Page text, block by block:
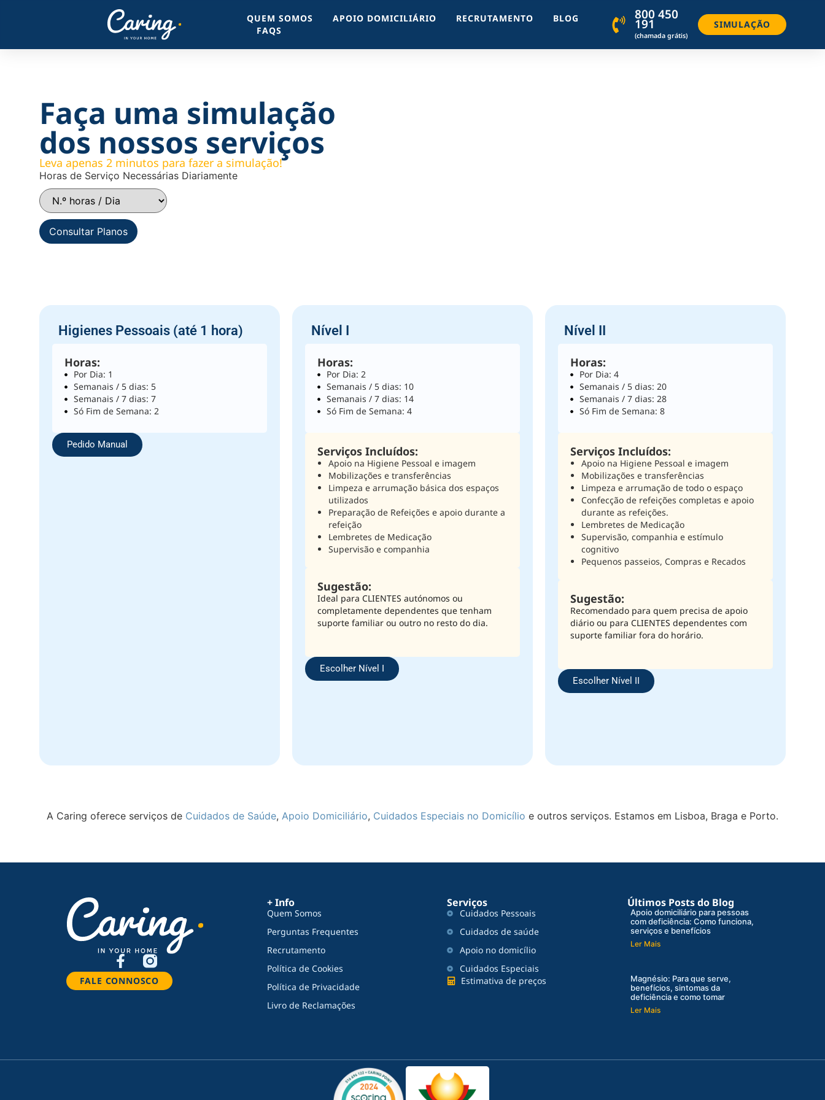
QUEM SOMOS APOIO DOMICILIÁRIO RECRUTAMENTO
BLOG
FAQS
800 450
191
(chamada grátis)
SIMULAÇÃO
Faça uma simulação
dos nossos serviços
Leva apenas 2 minutos para fazer a simulação!
Horas de Serviço Necessárias Diariamente
Consultar Planos
Higienes Pessoais (até 1 hora)
Horas:
Por Dia: 1
Semanais / 5 dias: 5
Semanais / 7 dias: 7
Só Fim de Semana: 2
Pedido Manual
Nível I
Horas:
Por Dia: 2
Semanais / 5 dias: 10
Semanais / 7 dias: 14
Só Fim de Semana: 4
Serviços Incluídos:
Apoio na Higiene Pessoal e imagem
Mobilizações e transferências
Limpeza e arrumação básica dos espaços
utilizados
Preparação de Refeições e apoio durante a
refeição
Lembretes de Medicação
Supervisão e companhia
Sugestão:
Ideal para CLIENTES autónomos ou
completamente dependentes que tenham
suporte familiar ou outro no resto do dia.
Escolher Nível I
Nível II
Horas:
Por Dia: 4
Semanais / 5 dias: 20
Semanais / 7 dias: 28
Só Fim de Semana: 8
Serviços Incluídos:
Apoio na Higiene Pessoal e imagem
Mobilizações e transferências
Limpeza e arrumação de todo o espaço
Confecção de refeições completas e apoio
durante as refeições.
Lembretes de Medicação
Supervisão, companhia e estímulo
cognitivo
Pequenos passeios, Compras e Recados
Sugestão:
Recomendado para quem precisa de apoio
diário ou para CLIENTES dependentes com
suporte familiar fora do horário.
Escolher Nível II
A Caring oferece serviços de Cuidados de Saúde, Apoio Domiciliário, Cuidados Especiais no Domicílio e outros serviços. Estamos em Lisboa, Braga e Porto.
FALE CONNOSCO
+ Info
Quem Somos
Perguntas Frequentes
Recrutamento
Política de Cookies
Política de Privacidade
Livro de Reclamações
Serviços
Cuidados Pessoais
Cuidados de saúde
Apoio no domicílio
Cuidados Especiais
Estimativa de preços
Últimos Posts do Blog
Apoio domiciliário para pessoas
com deficiência: Como funciona,
serviços e benefícios
Ler Mais
Magnésio: Para que serve,
benefícios, sintomas da
deficiência e como tomar
Ler Mais